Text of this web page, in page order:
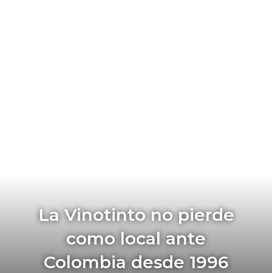
La Vinotinto no pierde
como local ante
Colombia desde 1996